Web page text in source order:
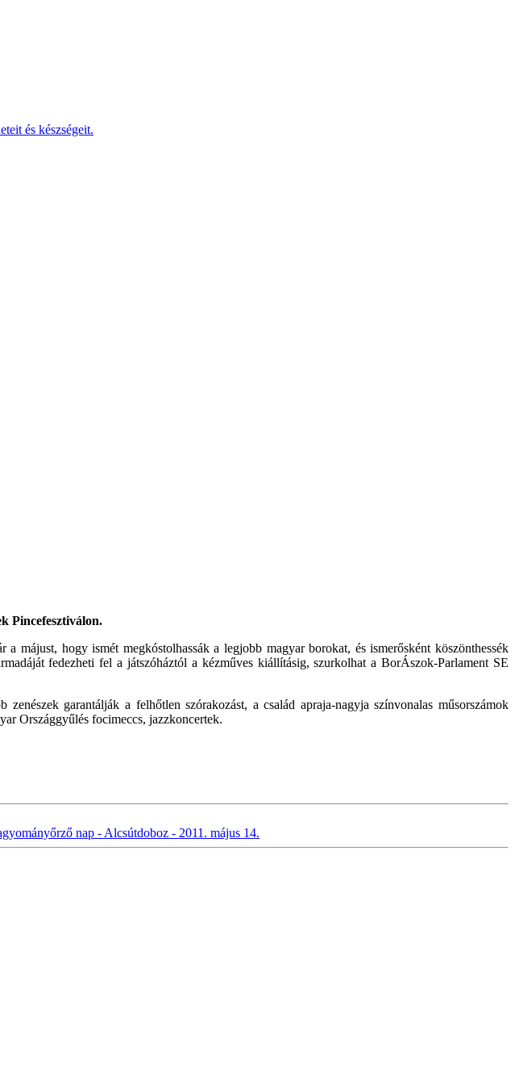
és készségeit.
Pincefesztiválon.
májust, hogy ismét megkóstolhassák a legjobb magyar borokat, és ismerősként köszönthessék
fedezheti fel a játszóháztól a kézműves kiállításig, szurkolhat a BorÁszok-Parlament SE
garantálják a felhőtlen szórakozást, a család apraja-nagyja színvonalas műsorszámok
Országgyűlés focimeccs, jazzkoncertek.
nap - Alcsútdoboz - 2011. május 14.